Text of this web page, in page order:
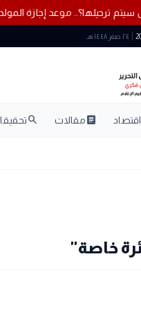
هل سيتم
٢٤ صفر ١٤٤٨ هـ
اقتصاد articleمقالات search